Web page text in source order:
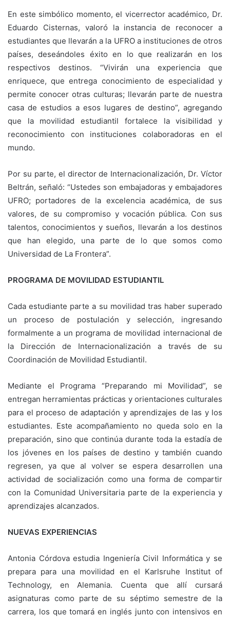
En este simbólico momento, el vicerrector académico, Dr.
Eduardo Cisternas, valoró la instancia de reconocer a
estudiantes que llevarán a la UFRO a instituciones de otros
países, deseándoles éxito en lo que realizarán en los
respectivos destinos. “Vivirán una experiencia que
enriquece, que entrega conocimiento de especialidad y
permite conocer otras culturas; llevarán parte de nuestra
casa de estudios a esos lugares de destino”, agregando
que la movilidad estudiantil fortalece la visibilidad y
reconocimiento con instituciones colaboradoras en el
mundo.
Por su parte, el director de Internacionalización, Dr. Víctor
Beltrán, señaló: “Ustedes son embajadoras y embajadores
UFRO; portadores de la excelencia académica, de sus
valores, de su compromiso y vocación pública. Con sus
talentos, conocimientos y sueños, llevarán a los destinos
que han elegido, una parte de lo que somos como
Universidad de La Frontera”.
PROGRAMA DE MOVILIDAD ESTUDIANTIL
Cada estudiante parte a su movilidad tras haber superado
un proceso de postulación y selección, ingresando
formalmente a un programa de movilidad internacional de
la Dirección de Internacionalización a través de su
Coordinación de Movilidad Estudiantil.
Mediante el Programa “Preparando mi Movilidad”, se
entregan herramientas prácticas y orientaciones culturales
para el proceso de adaptación y aprendizajes de las y los
estudiantes. Este acompañamiento no queda solo en la
preparación, sino que continúa durante toda la estadía de
los jóvenes en los países de destino y también cuando
regresen, ya que al volver se espera desarrollen una
actividad de socialización como una forma de compartir
con la Comunidad Universitaria parte de la experiencia y
aprendizajes alcanzados.
NUEVAS EXPERIENCIAS
Antonia Córdova estudia Ingeniería Civil Informática y se
prepara para una movilidad en el Karlsruhe Institut of
Technology, en Alemania. Cuenta que allí cursará
asignaturas como parte de su séptimo semestre de la
carrera, los que tomará en inglés junto con intensivos en